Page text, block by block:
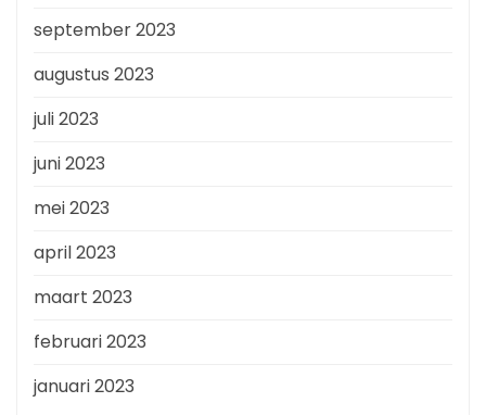
september 2023
augustus 2023
juli 2023
juni 2023
mei 2023
april 2023
maart 2023
februari 2023
januari 2023